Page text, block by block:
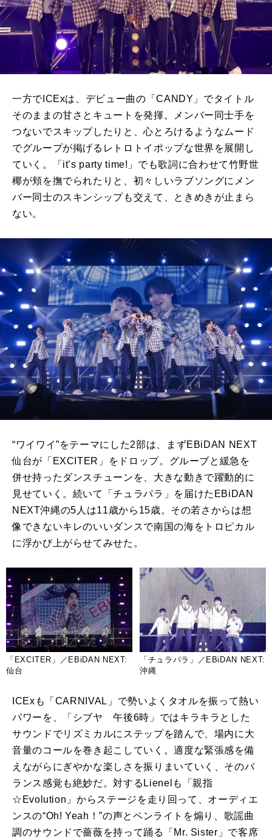
一方でICExは、デビュー曲の「CANDY 」でタイトル
そのままの甘さとキュートを発揮。メンバー同士手を
つないでスキップしたりと、心とろけるようなムード
でグループが掲げるレトロトイポップな世界を展開し
ていく。「 it’s party time! 」でも歌詞に合わせて竹野世
椰が頬を撫でられたりと、初々しいラブソングにメン
バー同士のスキンシップも交えて、ときめきが止まら
ない。
“ワイワイ”をテーマにした2部は、まずEBiDAN NEXT
仙台が「 EXCITER 」をドロップ。グルーブと緩急を
併せ持ったダンスチューンを、大きな動きで躍動的に
見せていく。続いて「チュラパラ」を届けた EBiDAN
NEXT沖縄の5 人は11歳から 15歳。その若さからは想
像できないキレのいいダンスで南国の海をトロピカル
に浮かび上がらせてみせた。
「EXCITER」／EBiDAN NEXT:
仙台
「チュラパラ」／EBiDAN NEXT:
沖縄
ICEx も「 CARNIVAL 」で勢いよくタオルを振って熱い
パワーを、「シブヤ 午後6時」ではキラキラとした
サウンドでリズミカルにステップを踏んで、場内に大
音量のコールを巻き起こしていく。適度な緊張感を備
えながらにぎやかな楽しさを振りまいていく、そのバ
ランス感覚も絶妙だ。対する Lienel も「親指
☆ Evolution 」からステージを走り回って、オーディエ
ンスの“Oh! Yeah ！”の声とペンライトを煽り、歌謡曲
調のサウンドで薔薇を持って踊る「 Mr. Sister 」で客席